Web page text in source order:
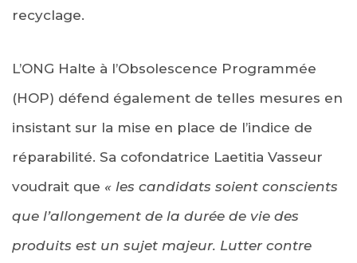
recyclage.
L’ONG Halte à l’Obsolescence Programmée
(HOP) défend également de telles mesures en
insistant sur la mise en place de l’indice de
réparabilité. Sa cofondatrice Laetitia Vasseur
voudrait que « les candidats soient conscients
que l’allongement de la durée de vie des
produits est un sujet majeur. Lutter contre